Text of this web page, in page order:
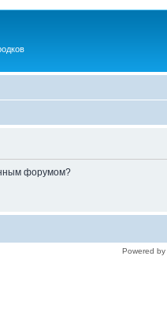
форумом?
Powered by